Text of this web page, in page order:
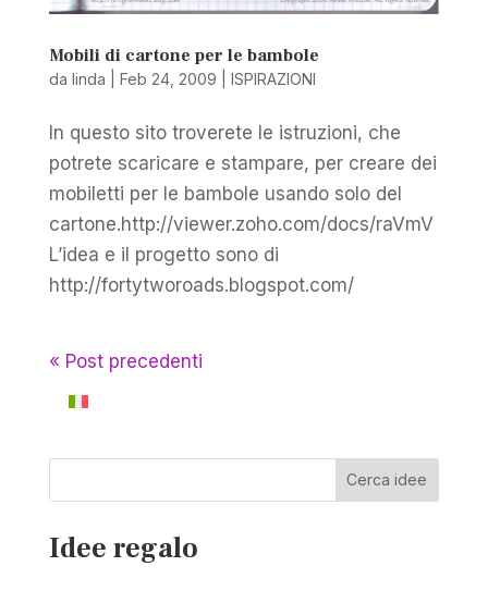
Mobili di cartone per le bambole
da linda Feb 24, 2009 ISPIRAZIONI
In questo sito troverete le istruzioni, che
potrete scaricare e stampare, per creare dei
mobiletti per le bambole usando solo del
cartone.http://viewer.zoho.com/docs/raVmV
L’idea e il progetto sono di
http://fortytworoads.blogspot.com/
« Post precedenti
Cerca idee
Idee regalo